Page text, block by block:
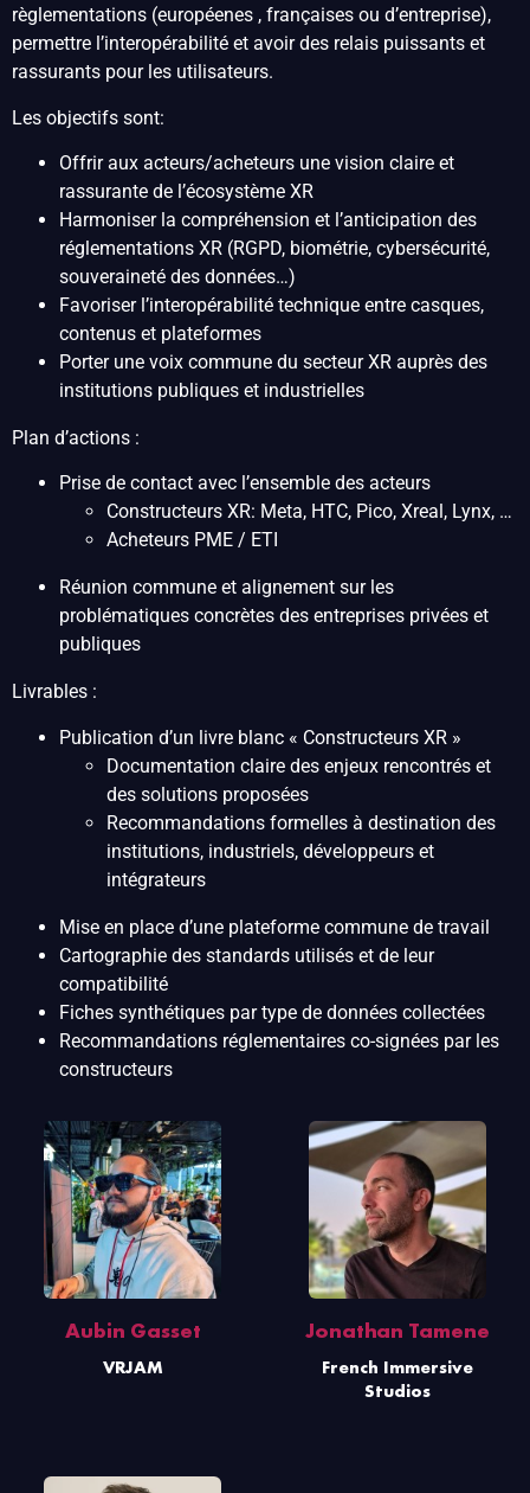
règlementations (européenes , françaises ou d’entreprise),
permettre l’interopérabilité et avoir des relais puissants et
rassurants pour les utilisateurs.
Les objectifs sont:
Offrir aux acteurs/acheteurs une vision claire et
rassurante de l’écosystème XR
Harmoniser la compréhension et l’anticipation des
réglementations XR (RGPD, biométrie, cybersécurité,
souveraineté des données…)
Favoriser l’interopérabilité technique entre casques,
contenus et plateformes
Porter une voix commune du secteur XR auprès des
institutions publiques et industrielles
Plan d’actions :
Prise de contact avec l’ensemble des acteurs
Constructeurs XR: Meta, HTC, Pico, Xreal, Lynx, …
Acheteurs PME / ETI
Réunion commune et alignement sur les
problématiques concrètes des entreprises privées et
publiques
Livrables :
Publication d’un livre blanc « Constructeurs XR »
Documentation claire des enjeux rencontrés et
des solutions proposées
Recommandations formelles à destination des
institutions, industriels, développeurs et
intégrateurs
Mise en place d’une plateforme commune de travail
Cartographie des standards utilisés et de leur
compatibilité
Fiches synthétiques par type de données collectées
Recommandations réglementaires co-signées par les
constructeurs
Aubin Gasset
VRJAM
Jonathan Tamene
French Immersive
Studios